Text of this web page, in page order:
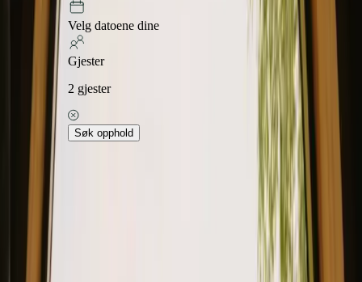
Velg datoene dine
Gjester
2 gjester
Søk opphold